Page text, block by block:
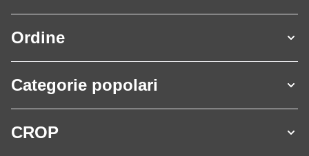
Ordine
Categorie popolari
CROP